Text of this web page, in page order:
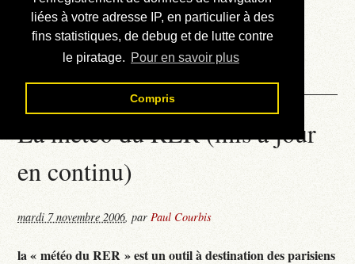
liées à votre adresse IP, en particulier à des
fins statistiques, de debug et de lutte contre
le piratage. Pour en savoir plus
Compris
Liens externes
Téléchargement
Contact
La météo du RER (mis à jour
en continu)
mardi 7 novembre 2006,parPaul Courbis
la « météo du RER » est un outil à destination des parisiens